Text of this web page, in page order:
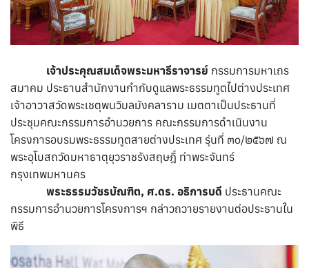
เจ้าประคุณสมเด็จพระมหาธีราจารย์ กรรมการมหาเถร
สมาคม ประธานสำนักงานกำกับดูแลพระธรรมทูตไปต่างประเทศ
เจ้าอาวาสวัดพระเชตุพนวิมลมังคลาราม เมตตาเป็นประธานที่
ประชุมคณะกรรมการอำนวยการ คณะกรรมการดำเนินงาน
โครงการอบรมพระธรรมทูตสายต่างประเทศ รุ่นที่ ๓๐/๒๕๖๗ ณ
พระอุโบสถวัดมหาธาตุยุวราชรังสฤษฎิ์ ท่าพระจันทร์
กรุงเทพมหานคร
พระธรรมวัชรบัณฑิต, ศ.ดร. อธิการบดี ประธานคณะ
กรรมการอำนวยการโครงการฯ กล่าวถวายรายงานต่อประธานใน
พิธี